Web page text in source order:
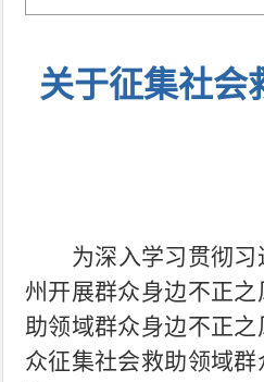
关于征集社会
为深入学习贯彻
州开展群众身边不正
助领域群众身边不正
众征集社会救助领域